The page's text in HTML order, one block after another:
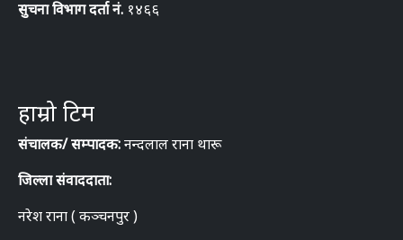
सुचना विभाग दर्ता नं. १४६६
हाम्रो टिम
संचालक/ सम्पादक:नन्दलाल राना थारू
जिल्ला संवाददाता:
नरेश राना ( कञ्चनपुर )